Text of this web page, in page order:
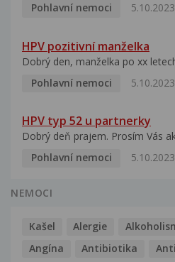
Pohlavní nemoci
5.10.2023
HPV pozitivní manželka
Dobrý den, manželka po xx
Pohlavní nemoci
5.10.2023
HPV typ 52 u partnerky
Dobrý deň prajem. Prosím Vás
Pohlavní nemoci
5.10.2023
NEMOCI
Kašel Alergie
Angína
Antibiotika